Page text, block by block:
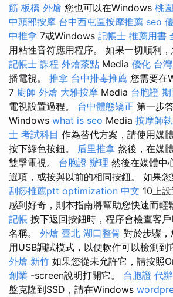
筋 板橋 外燴 您也可以在Windows 桃
中頭部按摩 台中西屯區按摩推薦 seo
中推拿 7或Windows 記帳士 推薦用書
用粘性音符應用程序。 如果一切順利
記帳士 課程 外燴茶點 Media 優化 台
播電視。 推拿 台中排毒推薦 您需要在
7 廚師 外燴 大雅按摩 Media 台胞證 期
電視設置過程。 台中體態矯正 第一步
Windows what is seo Media 按摩師
士 考試科目 作為替代方案，請使用媒
按下綠色按鈕。 后里推拿 然後，在媒
雙擊電視。 台胞證 辦理 然後在媒體中
選項，或按與以前的相同按鈕。 如果
刮痧推薦ptt optimization 中文 10上
感到好奇，則本指南將幫助您快速而輕
記帳 按下返回按鈕時，程序會檢查客
名稱。 外燴 臺北 湖口整骨 對於步驟
用USB調試模式，以便軟件可以檢測到
外燴 新竹 如果您從未允許它，請按照
創業 -screen說明打開它。 台胞證 代辦
盤克隆到SSD，請在Windows